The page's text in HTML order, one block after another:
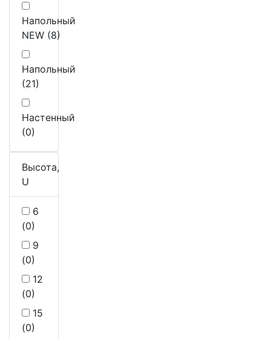
Напольный
NEW (8)
Напольный
(21)
Настенный
(0)
Высота,
U
6
(0)
9
(0)
12
(0)
15
(0)